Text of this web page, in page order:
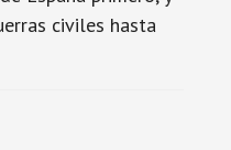
civiles hasta